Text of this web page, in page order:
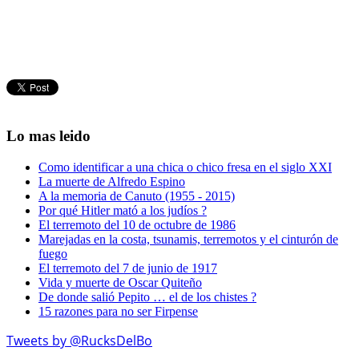
Lo mas leido
Como identificar a una chica o chico fresa en el siglo XXI
La muerte de Alfredo Espino
A la memoria de Canuto (1955 - 2015)
Por qué Hitler mató a los judíos ?
El terremoto del 10 de octubre de 1986
Marejadas en la costa, tsunamis, terremotos y el cinturón de
fuego
El terremoto del 7 de junio de 1917
Vida y muerte de Oscar Quiteño
De donde salió Pepito … el de los chistes ?
15 razones para no ser Firpense
Tweets by @RucksDelBo